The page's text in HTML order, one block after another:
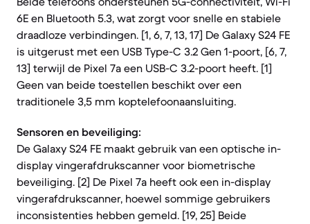
6E en Bluetooth 5.3, wat zorgt voor snelle en stabiele
draadloze verbindingen. [1, 6, 7, 13, 17] De Galaxy S24 FE
is uitgerust met een USB Type-C 3.2 Gen 1-poort, [6, 7,
13] terwijl de Pixel 7a een USB-C 3.2-poort heeft. [1]
Geen van beide toestellen beschikt over een
traditionele 3,5 mm koptelefoonaansluiting.
Sensoren en beveiliging:
De Galaxy S24 FE maakt gebruik van een optische in-
display vingerafdrukscanner voor biometrische
beveiliging. [2] De Pixel 7a heeft ook een in-display
vingerafdrukscanner, hoewel sommige gebruikers
inconsistenties hebben gemeld. [19, 25] Beide